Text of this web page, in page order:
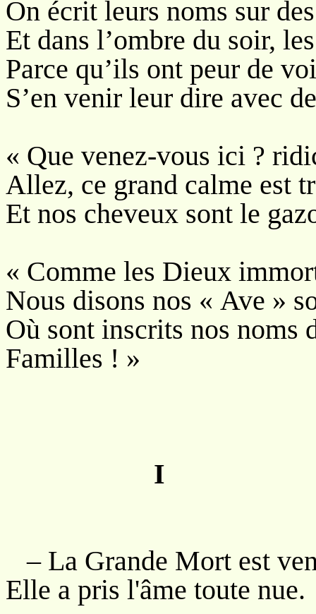
On écrit leurs noms sur
Et dans l’ombre du soir,
Parce qu’ils ont peur de
S’en venir leur dire avec
« Que venez-vous ici ?
Allez, ce grand calme est
Et nos cheveux sont le
« Comme les Dieux
Nous disons nos « Ave »
Où sont inscrits nos noms
Familles ! »
I
– La Grande Mort est
Elle a pris l'âme toute nue.